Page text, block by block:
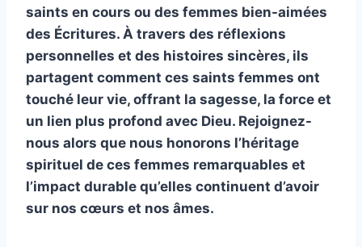
saints en cours ou des femmes bien-aimées
des Écritures. À travers des réflexions
personnelles et des histoires sincères, ils
partagent comment ces saints femmes ont
touché leur vie, offrant la sagesse, la force et
un lien plus profond avec Dieu. Rejoignez-
nous alors que nous honorons l’héritage
spirituel de ces femmes remarquables et
l’impact durable qu’elles continuent d’avoir
sur nos cœurs et nos âmes.